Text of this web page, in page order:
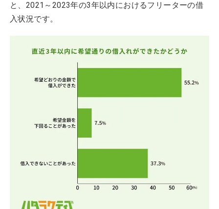
と、2021～2023年の3年以内におけるフリーターの借
入状況です。